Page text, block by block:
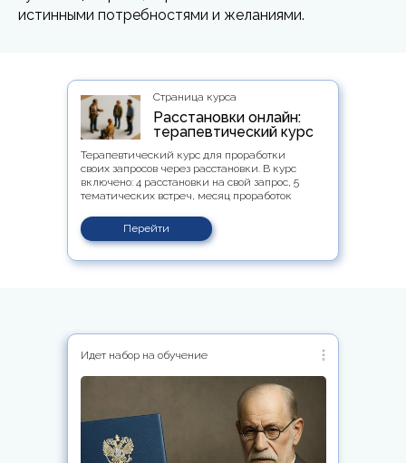
истинными потребностями и желаниями.
Страница курса
Терапевтический курс для проработки
своих запросов через расстановки. В курс
включено: 4 расстановки на свой запрос, 5
тематических встреч, месяц проработок
Расстановки онлайн:
терапевтический курс
Перейти
Идет набор на обучение